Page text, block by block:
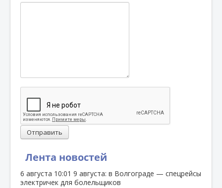
Лента новостей
6 августа 10:01 9 августа: в Волгограде — спецрейсы
электричек для болельщиков
Отправить